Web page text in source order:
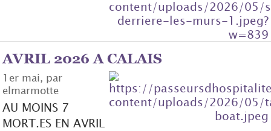
AVRIL 2026 A CALAIS
1er mai, par
elmarmotte
AU MOINS 7
MORT.ES EN AVRIL